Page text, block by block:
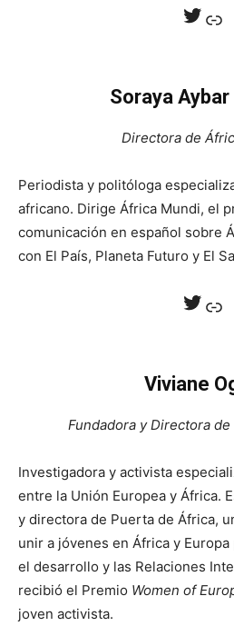
Soraya
Directora de
Periodista y politóloga
africano. Dirige África Mundi, el
comunicación en español sobre
con El País, Planeta Futuro y El
Viviane
Fundadora y Directora
Investigadora y activista
entre la Unión Europea y África.
y directora de Puerta de África,
unir a jóvenes en África y
el desarrollo y las Relaciones
recibió el Premio Women of
joven activista.